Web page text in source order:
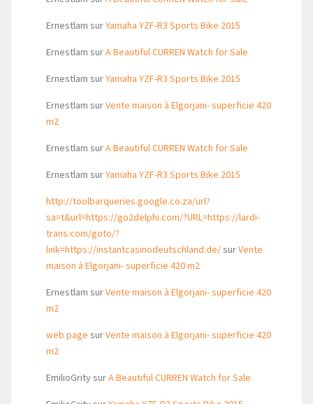
Ernestlam surYamaha YZF-R3 Sports Bike 2015
Ernestlam surA Beautiful CURREN Watch for Sale
Ernestlam surYamaha YZF-R3 Sports Bike 2015
Ernestlam surVente maison à Elgorjani- superficie 420
m2
Ernestlam surA Beautiful CURREN Watch for Sale
Ernestlam surYamaha YZF-R3 Sports Bike 2015
http://toolbarqueries.google.co.za/url?
sa=t&url=https://go2delphi.com/?URL=https://lardi-
trans.com/goto/?
link=https://instantcasinodeutschland.de/surVente
maison à Elgorjani- superficie 420 m2
Ernestlam surVente maison à Elgorjani- superficie 420
m2
web page surVente maison à Elgorjani- superficie 420
m2
EmilioGritysurA Beautiful CURREN Watch for Sale